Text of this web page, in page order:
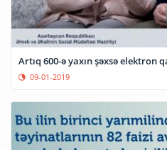
Artıq 600-ə yaxın şəxsə
09-01-2019